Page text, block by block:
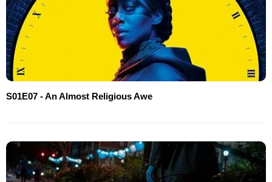
S01E07 - An Almost Religious Awe